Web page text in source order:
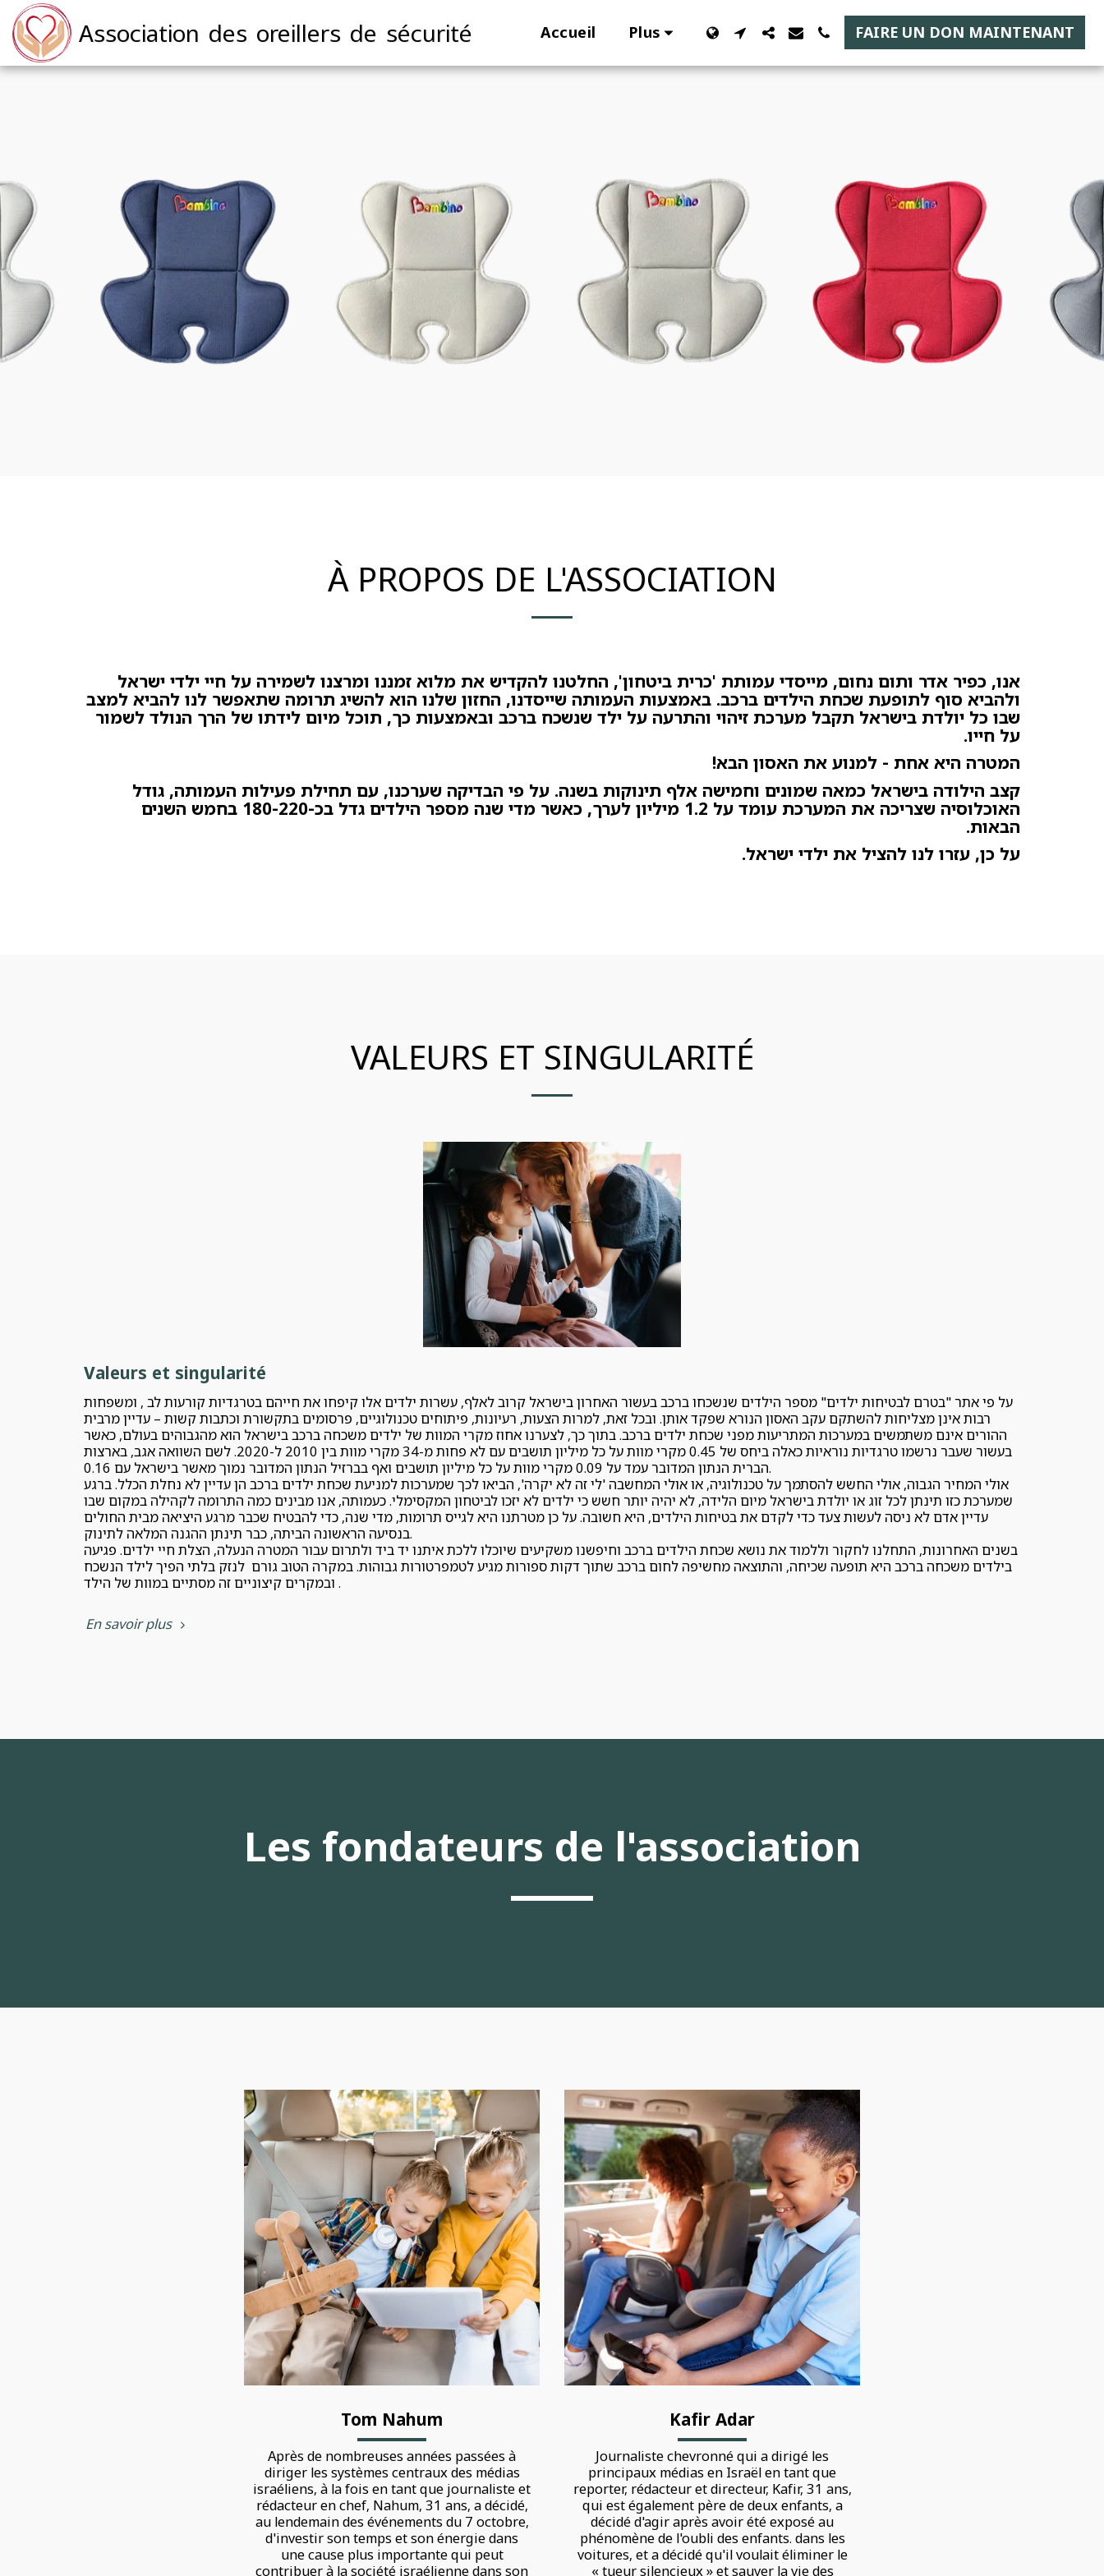
Association des oreillers de sécurité Accueil Plus FAIRE UN DON MAINTENANT
À PROPOS DE L'ASSOCIATION
אנו, כפיר אדר ותום נחום, מייסדי עמותת 'כרית ביטחון', החלטנו להקדיש את מלוא זמננו ומרצנו לשמירה על חיי ילדי ישראל
ולהביא סוף לתופעת שכחת הילדים ברכב. באמצעות העמותה שייסדנו, החזון שלנו הוא להשיג תרומה שתאפשר לנו להביא למצב
שבו כל יולדת בישראל תקבל מערכת זיהוי והתרעה על ילד שנשכח ברכב ובאמצעות כך, תוכל מיום לידתו של הרך הנולד לשמור
על חייו.
המטרה היא אחת - למנוע את האסון הבא!
קצב הילודה בישראל כמאה שמונים וחמישה אלף תינוקות בשנה. על פי הבדיקה שערכנו, עם תחילת פעילות העמותה, גודל
האוכלוסיה שצריכה את המערכת עומד על 1.2 מיליון לערך, כאשר מדי שנה מספר הילדים גדל בכ-180-220 בחמש השנים
הבאות.
על כן, עזרו לנו להציל את ילדי ישראל.
VALEURS ET SINGULARITÉ
Valeurs et singularité
על פי אתר "בטרם לבטיחות ילדים" מספר הילדים שנשכחו ברכב בעשור האחרון בישראל קרוב לאלף, עשרות ילדים אלו קיפחו את חייהם בטרגדיות קורעות לב , ומשפחות
רבות אינן מצליחות להשתקם עקב האסון הנורא שפקד אותן. ובכל זאת, למרות הצעות, רעיונות, פיתוחים טכנולוגיים, פרסומים בתקשורת וכתבות קשות – עדיין מרבית
ההורים אינם משתמשים במערכות המתריעות מפני שכחת ילדים ברכב. בתוך כך, לצערנו אחוז מקרי המוות של ילדים משכחה ברכב בישראל הוא מהגבוהים בעולם, כאשר
בעשור שעבר נרשמו טרגדיות נוראיות כאלה ביחס של 0.45 מקרי מוות על כל מיליון תושבים עם לא פחות מ-34 מקרי מוות בין 2010 ל-2020. לשם השוואה אגב, בארצות
הברית הנתון המדובר עמד על 0.09 מקרי מוות על כל מיליון תושבים ואף בברזיל הנתון המדובר נמוך מאשר בישראל עם 0.16.
אולי המחיר הגבוה, אולי החשש להסתמך על טכנולוגיה, או אולי המחשבה 'לי זה לא יקרה', הביאו לכך שמערכות למניעת שכחת ילדים ברכב הן עדיין לא נחלת הכלל. ברגע
שמערכת כזו תינתן לכל זוג או יולדת בישראל מיום הלידה, לא יהיה יותר חשש כי ילדים לא יזכו לביטחון המקסימלי. כעמותה, אנו מבינים כמה התרומה לקהילה במקום שבו
עדיין אדם לא ניסה לעשות צעד כדי לקדם את בטיחות הילדים, היא חשובה. על כן מטרתנו היא לגייס תרומות, מדי שנה, כדי להבטיח שכבר מרגע היציאה מבית החולים
בנסיעה הראשונה הביתה, כבר תינתן ההגנה המלאה לתינוק.
בשנים האחרונות, התחלנו לחקור וללמוד את נושא שכחת הילדים ברכב וחיפשנו משקיעים שיוכלו ללכת איתנו יד ביד ולתרום עבור המטרה הנעלה, הצלת חיי ילדים. פגיעה
בילדים משכחה ברכב היא תופעה שכיחה, והתוצאה מחשיפה לחום ברכב שתוך דקות ספורות מגיע לטמפרטורות גבוהות. במקרה הטוב גורם לנזק בלתי הפיך לילד הנשכח
ובמקרים קיצוניים זה מסתיים במוות של הילד.
En savoir plus
Les fondateurs de l'association
Tom Nahum
Après de nombreuses années passées à
diriger les systèmes centraux des médias
israéliens, à la fois en tant que journaliste et
rédacteur en chef, Nahum, 31 ans, a décidé,
au lendemain des événements du 7 octobre,
d'investir son temps et son énergie dans
une cause plus importante qui peut
contribuer à la société israélienne dans son
Kafir Adar
Journaliste chevronné qui a dirigé les
principaux médias en Israël en tant que
reporter, rédacteur et directeur, Kafir, 31 ans,
qui est également père de deux enfants, a
décidé d'agir après avoir été exposé au
phénomène de l'oubli des enfants. dans les
voitures, et a décidé qu'il voulait éliminer le
« tueur silencieux » et sauver la vie des